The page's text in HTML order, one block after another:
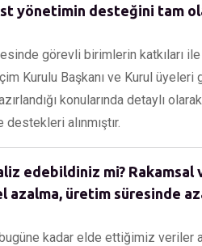
yönetimin desteğini tam
görevli birimlerin katkıları ile
Kurulu Başkanı ve Kurul üyeleri
konularında detaylı
alınmıştır.
edebildiniz mi?
üretim süresinde
kadar elde ettiğimiz veriler